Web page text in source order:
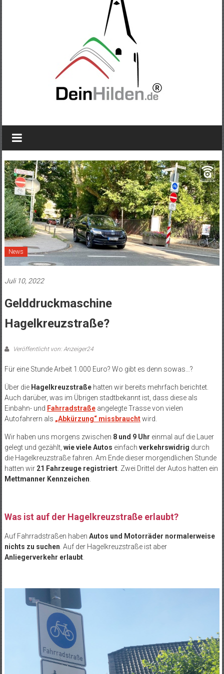
News
Juli 10, 2022
Gelddruckmaschine
Hagelkreuzstraße?
Veröffentlicht von: Anzeiger24
Für eine Stunde Arbeit 1.000 Euro? Wo gibt es denn sowas…?
Über die Hagelkreuzstraßehatten wir bereits mehrfach berichtet.
Auch darüber, was im Übrigen stadtbekannt ist, dass diese als
Einbahn- und Fahrradstraßeangelegte Trasse von vielen
Autofahrern als „Abkürzung“ missbrauchtwird.
Wir haben uns morgens zwischen 8 und 9 Uhr einmal auf die Lauer
gelegt und gezählt, wie viele Autos einfach verkehrswidrig durch
die Hagelkreuzstraße fahren. Am Ende dieser morgendlichen Stunde
hatten wir 21 Fahrzeuge registriert. Zwei Drittel der Autos hatten ein
Mettmanner Kennzeichen
Was ist auf der Hagelkreuzstraße erlaubt?
Auf Fahrradstraßen haben Autos und Motorräder normalerweise
nichts zu suchen . Auf der Hagelkreuzstraße ist aber
Anliegerverkehr erlaubt.